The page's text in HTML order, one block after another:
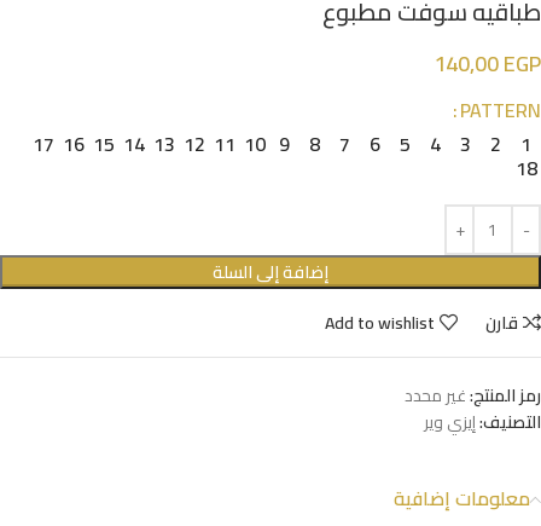
طباقيه سوفت مطبوع
140,00EGP
PATTERN
1
2
3
4
5
6
7
8
9
10
11
12
13
14
15
16
17
18
إضافة إلى السلة
قارن
Add to wishlist
رمز المنتج:غير محدد
التصنيف:إيزي وير
معلومات إضافية